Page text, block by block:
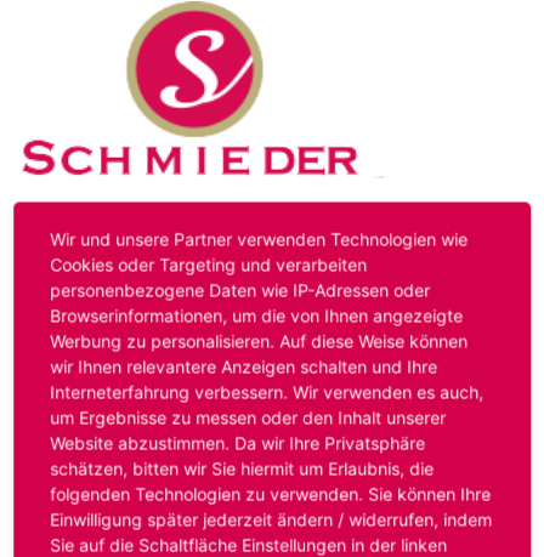
Kontakt Impressum Datenschutz
Hinweis:Das von ihnen aufgerufene Stellenangebot ist
bereits ausgelaufen. Alternative Stellenanzeigen finden
Sie unter:
www.schmieder-personal.de/stellenangebote
Oder Sie bewerben sich
initiativund wir suchen für Sie
passende Stellenangebote.
Anmelden
Wir und unsere Partner verwenden Technologien wie
Cookies oder Targeting und verarbeiten
personenbezogene Daten wie IP-Adressen oder
Browserinformationen, um die von Ihnen angezeigte
Werbung zu personalisieren. Auf diese Weise können
wir Ihnen relevantere Anzeigen schalten und Ihre
Interneterfahrung verbessern. Wir verwenden es auch,
um Ergebnisse zu messen oder den Inhalt unserer
Website abzustimmen. Da wir Ihre Privatsphäre
schätzen, bitten wir Sie hiermit um Erlaubnis, die
folgenden Technologien zu verwenden. Sie können Ihre
Einwilligung später jederzeit ändern / widerrufen, indem
Sie auf die Schaltfläche Einstellungen in der linken